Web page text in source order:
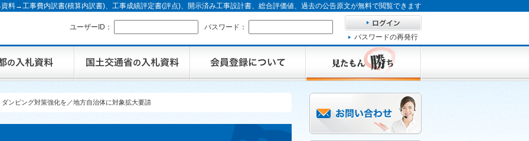
資料→工事費内訳書(積算内訳書)、工事成績評定書(評点)、開示済み工事設計書、総合評価値、過去の公告原文が無料で閲覧できます
ユーザーID：
パスワード：
パスワードの再発行
ンピング対策強化を／地方自治体に対象拡大要請